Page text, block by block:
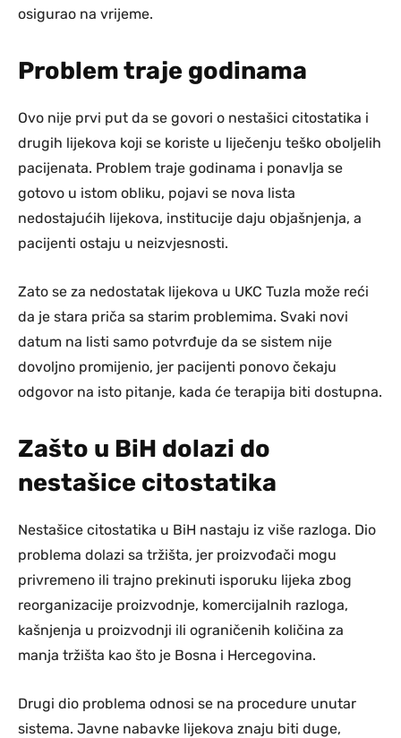
osigurao na vrijeme.
Problem traje godinama
Ovo nije prvi put da se govori o nestašici citostatika i
drugih lijekova koji se koriste u liječenju teško oboljelih
pacijenata. Problem traje godinama i ponavlja se
gotovo u istom obliku, pojavi se nova lista
nedostajućih lijekova, institucije daju objašnjenja, a
pacijenti ostaju u neizvjesnosti.
Zato se za nedostatak lijekova u UKC Tuzla može reći
da je stara priča sa starim problemima. Svaki novi
datum na listi samo potvrđuje da se sistem nije
dovoljno promijenio, jer pacijenti ponovo čekaju
odgovor na isto pitanje, kada će terapija biti dostupna.
Zašto u BiH dolazi do
nestašice citostatika
Nestašice citostatika u BiH nastaju iz više razloga. Dio
problema dolazi sa tržišta, jer proizvođači mogu
privremeno ili trajno prekinuti isporuku lijeka zbog
reorganizacije proizvodnje, komercijalnih razloga,
kašnjenja u proizvodnji ili ograničenih količina za
manja tržišta kao što je Bosna i Hercegovina.
Drugi dio problema odnosi se na procedure unutar
sistema. Javne nabavke lijekova znaju biti duge,